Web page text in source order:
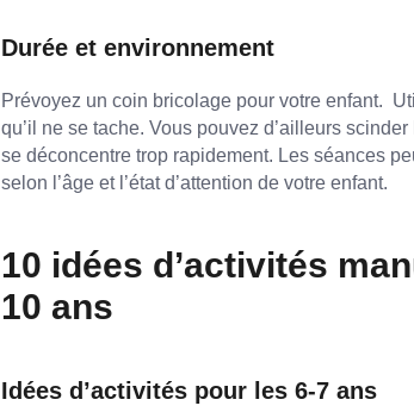
Durée et environnement
Prévoyez un coin bricolage pour votre enfant.
qu’il ne se tache. Vous pouvez d’ailleurs
se déconcentre trop rapidement. Les séances
selon l’âge et l’état d’attention de votre enfant.
10 idées d’activités
10 ans
Idées d’activités pour les 6-7 ans